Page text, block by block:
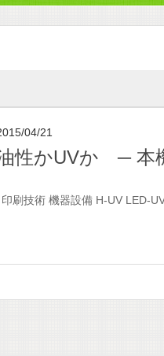
04/21
性かUVか ─ 本
印刷技術 機器設備 H-UV LED-